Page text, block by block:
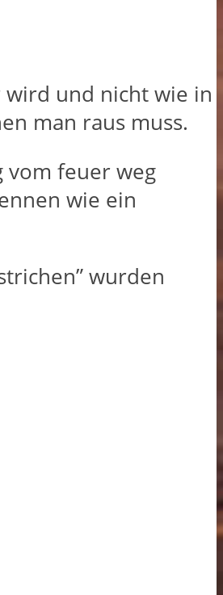
und nicht wie in
man raus muss.
vom feuer weg
wie ein
wurden